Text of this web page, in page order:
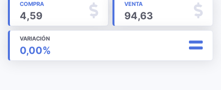
COMPRA
4,59
VENTA
94,63
VARIACIÓN
0,00%